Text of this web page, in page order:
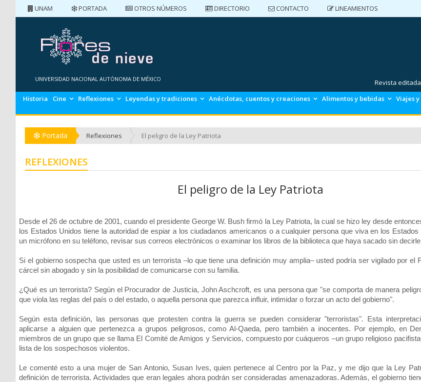
UNAM PORTADA OTROS NÚMEROS DIRECTORIO CONTACTO
LINEAMIENTOS
UNIVERSIDAD NACIONAL AUTÓNOMA DE MÉXICO
Revista
Historia
Cine Reflexiones Leyendas y tradiciones Anécdotas, cuentos y creaciones Alimentos y bebidas Viajes
Portada Reflexiones El peligro de la Ley Patriota
REFLEXIONES
El peligro de la Ley Patriota
Desde el 26 de octubre de 2001, cuando el presidente George W. Bush firmó la Ley Patriota, la cual se hizo ley desde
los Estados Unidos tiene la autoridad de espiar a los ciudadanos americanos o a cualquier persona que viva en los Estados
un micrófono en su teléfono, revisar sus correos electrónicos o examinar los libros de la biblioteca que haya sacado sin
Si el gobierno sospecha que usted es un terrorista –lo que tiene una definición muy amplia– usted podría ser vigilado por el
cárcel sin abogado y sin la posibilidad de comunicarse con su familia.
¿Qué es un terrorista? Según el Procurador de Justicia, John Aschcroft, es una persona que "se comporta de manera
que viola las reglas del país o del estado, o aquella persona que parezca influir, intimidar o forzar un acto del gobierno".
Según esta definición, las personas que protesten contra la guerra se pueden considerar "terroristas". Esta
aplicarse a alguien que pertenezca a grupos peligrosos, como Al-Qaeda, pero también a inocentes. Por ejemplo, en
miembros de un grupo que se llama El Comité de Amigos y Servicios, compuesto por cuáqueros –un grupo religioso
lista de los sospechosos violentos.
Le comenté esto a una mujer de San Antonio, Susan Ives, quien pertenece al Centro por la Paz, y me dijo que la Ley
definición de terrorista. Actividades que eran legales ahora podrán ser consideradas amenazadoras. Además, el gobierno